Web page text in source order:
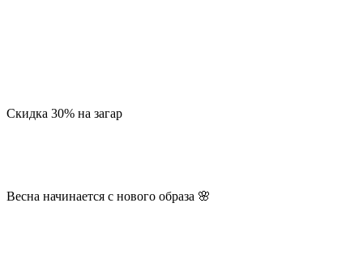
Скидка 30% на загар
Весна начинается с нового образа 🌸